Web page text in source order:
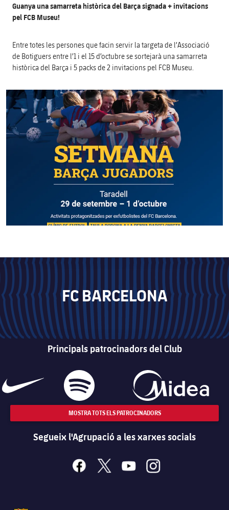
Guanya una samarreta històrica del Barça signada + invitacions
pel FCB Museu!
Entre totes les persones que facin servir la targeta de l’Associació
de Botiguers entre l’1 i el 15 d’octubre se sortejarà una samarreta
històrica del Barça i 5 packs de 2 invitacions pel FCB Museu.
FC BARCELONA
Principals patrocinadors del Club
MOSTRA TOTS ELS PATROCINADORS
Segueix l'Agrupació a les xarxes socials
facebook
x youtubeinstagram